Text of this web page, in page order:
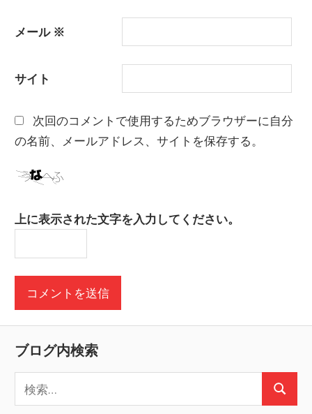
メール ※
サイト
次回のコメントで使用するためブラウザーに自分
の名前、メールアドレス、サイトを保存する。
上に表示された文字を入力してください。
ブログ内検索
検
索
検